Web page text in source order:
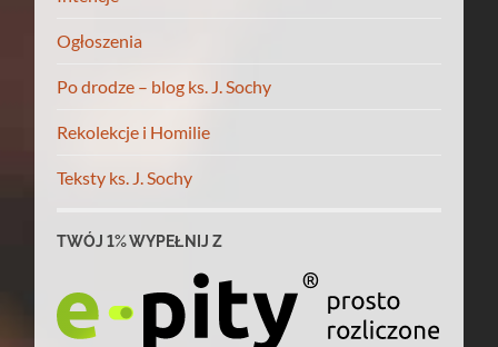
Ogłoszenia
Po drodze – blog ks. J. Sochy
Rekolekcje i Homilie
Teksty ks. J. Sochy
TWÓJ 1% WYPEŁNIJ Z